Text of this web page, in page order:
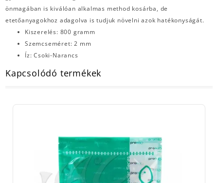
önmagában is kiválóan alkalmas method kosárba, de
etetőanyagokhoz adagolva is tudjuk növelni azok hatékonyságát.
Kiszerelés: 800 gramm
Szemcseméret: 2 mm
Íz: Csoki-Narancs
Kapcsolódó termékek